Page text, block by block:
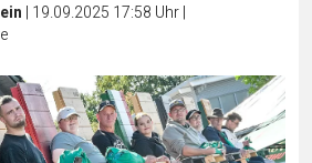
| 19.09.2025 17:58 Uhr|